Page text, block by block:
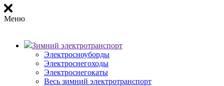
Меню
Зимний электротранспорт
Электросноуборды
Электроснегоходы
Электроснегокаты
Весь зимний электротранспорт